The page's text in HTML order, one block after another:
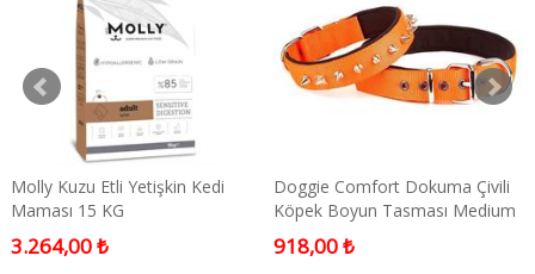
Molly Kuzu Etli Yetişkin Kedi
Maması 15 KG
3.264,00 ₺
Doggie Comfort Dokuma Çivili
Köpek Boyun Tasması Medium
Turuncu 3x42-50 Cm
918,00 ₺